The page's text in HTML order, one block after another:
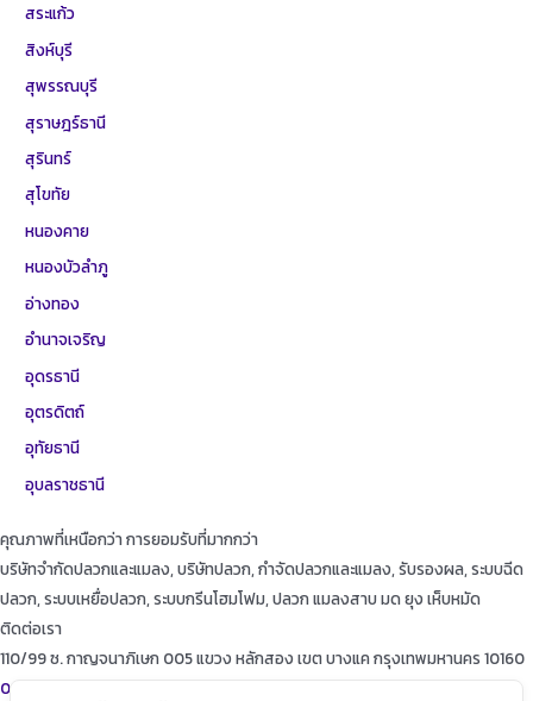
สระแก้ว
สิงห์บุรี
สุพรรณบุรี
สุราษฎร์ธานี
สุรินทร์
สุโขทัย
หนองคาย
หนองบัวลำภู
อ่างทอง
อำนาจเจริญ
อุดรธานี
อุตรดิตถ์
อุทัยธานี
อุบลราชธานี
คุณภาพที่เหนือกว่า การยอมรับที่มากกว่า
บริษัทจำกัดปลวกและแมลง, บริษัทปลวก, กำจัดปลวกและแมลง, รับรองผล, ระบบฉีด
ปลวก, ระบบเหยื่อปลวก, ระบบกรีนโฮมโฟม, ปลวก แมลงสาบ มด ยุง เห็บหมัด
ติดต่อเรา
110/99 ซ. กาญจนาภิเษก 005 แขวง หลักสอง เขต บางแค กรุงเทพมหานคร 10160
087-615-9999